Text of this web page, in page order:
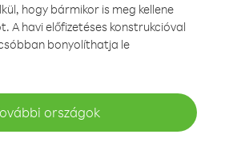
hogy bármikor is meg kellene
A havi előfizetéses konstrukcióval
bonyolíthatja le
országok